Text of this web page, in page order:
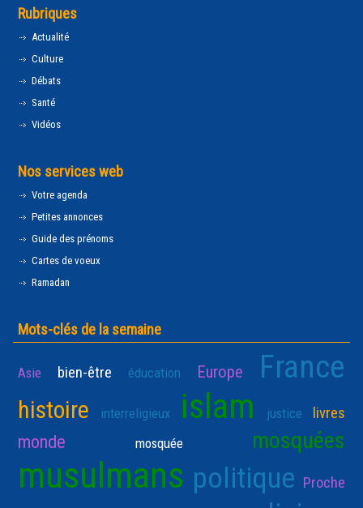
Rubriques
Actualité
Culture
Débats
Santé
Vidéos
Nos services web
Votre agenda
Petites annonces
Guide des prénoms
Cartes de voeux
Ramadan
Mots-clés de la semaine
Asie bien-être éducation Europe France
histoire interreligieux islam justice livres
monde mosquée mosquées
musulmans politique Proche